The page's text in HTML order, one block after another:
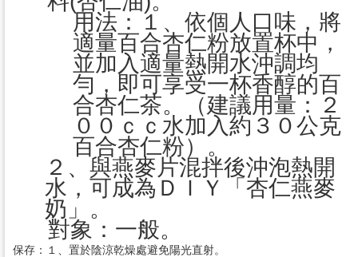
用法：１、依個人口味，將
適量百合杏仁粉放置杯中，
並加入適量熱開水沖調均
勻，即可享受一杯香醇的百
合杏仁茶。（建議用量：２
００ｃｃ水加入約３０公克
百合杏仁粉）。
２、與燕麥片混拌後沖泡熱開
水，可成為ＤＩＹ「杏仁燕麥
奶」。
對象：一般。
保存：１、置於陰涼乾燥處避免陽光直射。